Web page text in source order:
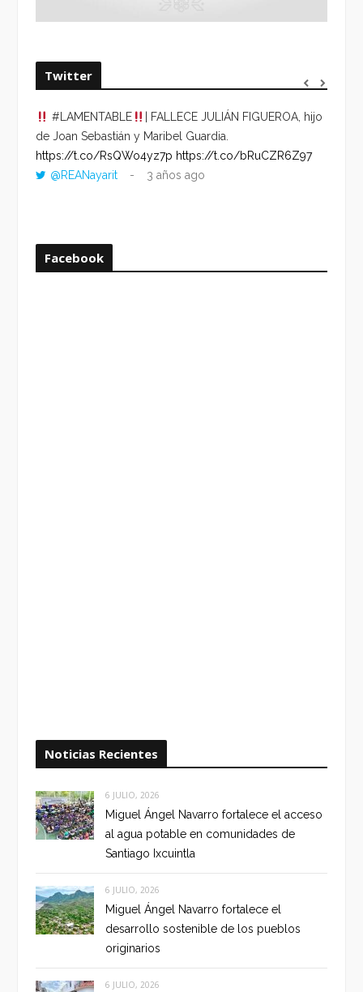
Twitter
#LAMENTABLE
| FALLECE JULIÁN FIGUEROA, hijo
de Joan Sebastián y Maribel Guardia.
https://t.co/RsQWo4yz7p https://t.co/bRuCZR6Z97
@REANayarit
3 años ago
Facebook
Noticias Recientes
6 JULIO, 2026
Miguel Ángel Navarro fortalece el acceso
al agua potable en comunidades de
Santiago Ixcuintla
6 JULIO, 2026
Miguel Ángel Navarro fortalece el
desarrollo sostenible de los pueblos
originarios
6 JULIO, 2026